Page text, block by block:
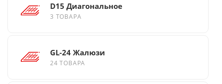
D15 Диагональное
3 ТОВАРА
GL-24 Жалюзи
24 ТОВАРА